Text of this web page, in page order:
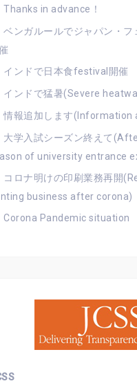
Thanks in advance！
ベンガルールでジャパン・フ
インドで日本食festival開催
インドで猛暑(Severe
情報追加します(Information
大学入試シーズン終えて
of university entrance
コロナ明けの印刷業務再開
business after corona)
Corona Pandemic situation